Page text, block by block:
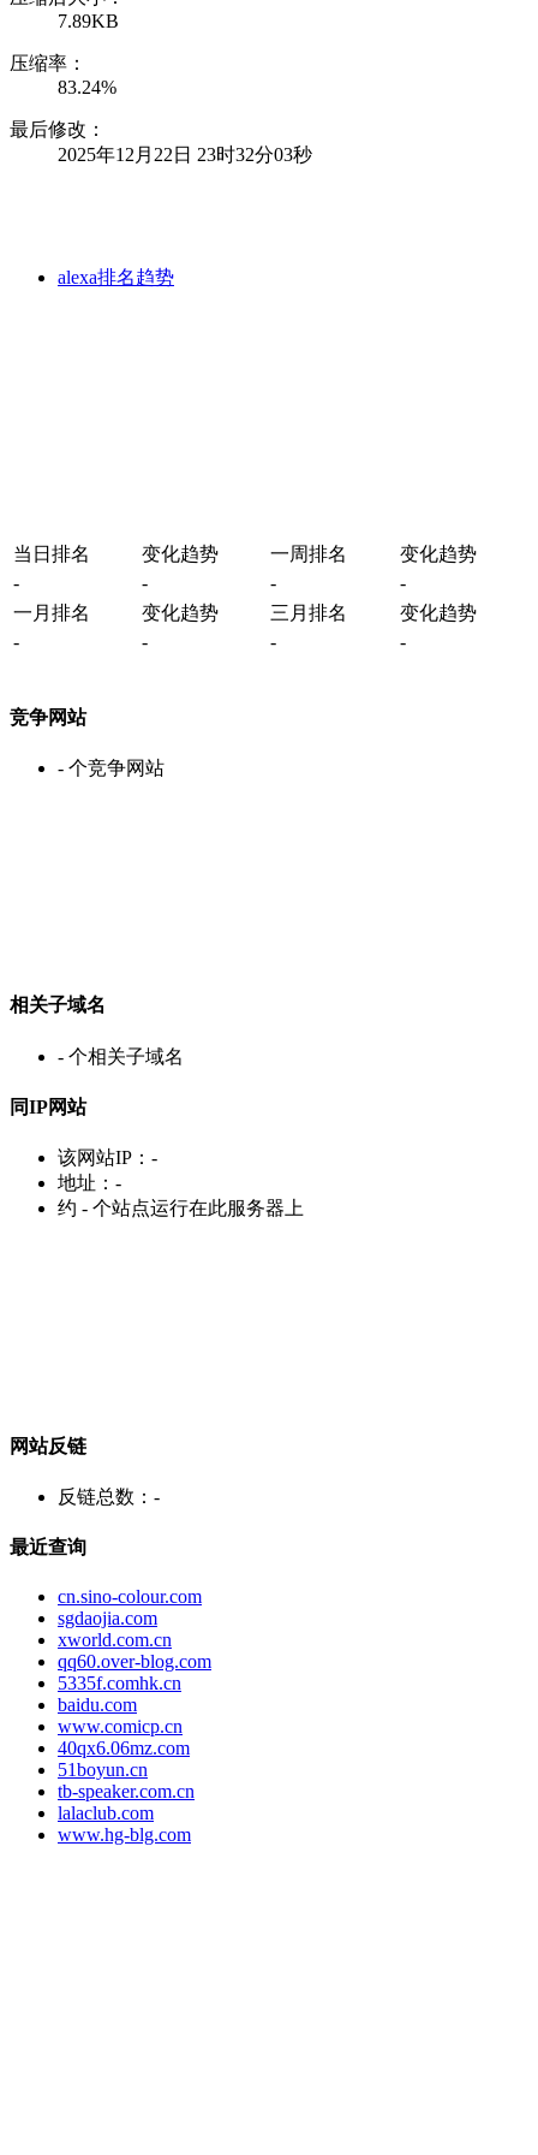
7.89KB
压缩率：
83.24%
最后修改：
2025年12月22日 23时32分03秒
alexa排名趋势
当日排名 变化趋势 一周排名
变化趋势
-
- -
-
一月排名
变化趋势 三月排名
变化趋势
-
- - -
竞争网站
- 个竞争网站
相关子域名
- 个相关子域名
同IP网站
该网站IP： -
地址： -
约 - 个站点运行在此服务器上
网站反链
反链总数： -
最近查询
cn.sino-colour.com
sgdaojia.com
xworld.com.cn
qq60.over-blog.com
5335f.comhk.cn
baidu.com
www.comicp.cn
40qx6.06mz.com
51boyun.cn
tb-speaker.com.cn
lalaclub.com
www.hg-blg.com